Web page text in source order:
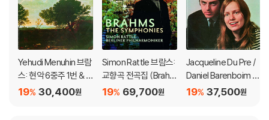
Yehudi Menuhin 브람
스: 현악 6중주 1번 & 2
번 (Brahms: String S
30,400원
19%
Simon Rattle 브람스:
교향곡 전곡집 (Brahm
s: Complete Symph
69,700원
19%
Jacqueline Du Pre /
Daniel Barenboim 브
람스: 첼로 소나타 (Bra
37,500원
19%